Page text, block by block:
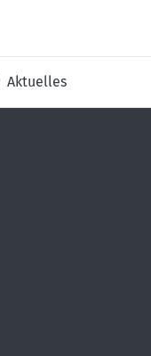
Aktuelles